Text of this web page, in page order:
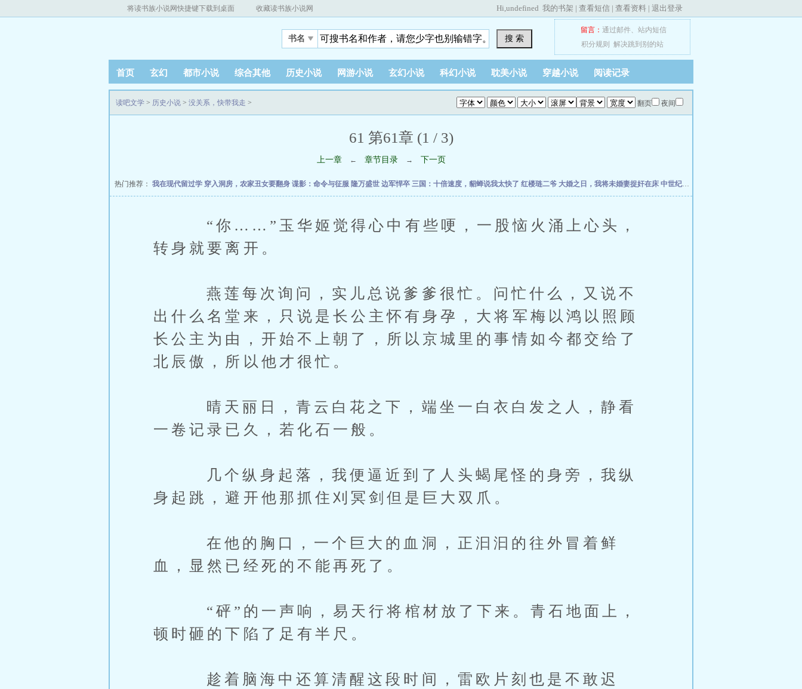
将读书族小说网快捷键下载到桌面 收藏读书族小说网 Hi,undefined 我的书架 | 查看短信 | 查看资料 | 退出登录
书名 搜 索
留言： 通过邮件、 站内短信
积分规则
解决跳到别的站
首页 玄幻 都市小说 综合其他 历史小说 网游小说 玄幻小说 科幻小说 耽美小说 穿越小说 阅读记录
翻页 夜间
读吧文学 > 历史小说 > 没关系，快带我走 >
61 第61章 (1 / 3)
上一章 ← 章节目录 → 下一页
热门推荐： 我在现代留过学 穿入洞房，农家丑女要翻身 谍影：命令与征服 隆万盛世 边军悍卒 三国：十倍速度，貂蝉说我太快了 红楼琏二爷 大婚之日，我将未婚妻捉奸在床 中世纪崛起
“你……”玉华姬觉得心中有些哽，一股恼火涌上心头，
转身就要离开。
燕莲每次询问，实儿总说爹爹很忙。问忙什么，又说不
出什么名堂来，只说是长公主怀有身孕，大将军梅以鸿以照顾
长公主为由，开始不上朝了，所以京城里的事情如今都交给了
北辰傲，所以他才很忙。
晴天丽日，青云白花之下，端坐一白衣白发之人，静看
一卷记录已久，若化石一般。
几个纵身起落，我便逼近到了人头蝎尾怪的身旁，我纵
身起跳，避开他那抓住刈冥剑但是巨大双爪。
在他的胸口，一个巨大的血洞，正汩汩的往外冒着鲜
血，显然已经死的不能再死了。
“砰”的一声响，易天行将棺材放了下来。青石地面上，
顿时砸的下陷了足有半尺。
趁着脑海中还算清醒这段时间，雷欧片刻也是不敢迟